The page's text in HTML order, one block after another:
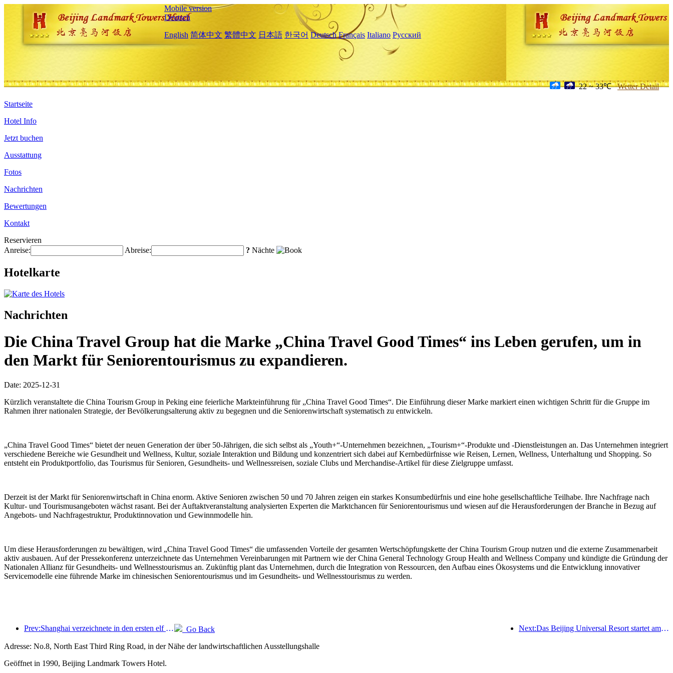
Mobile version
Deutsch
English 简体中文 繁體中文 日本語 한국어 Deutsch Français Italiano Русский
22 ~ 33℃ Wetter Detail
Startseite
Hotel Info
Jetzt buchen
Ausstattung
Fotos
Nachrichten
Bewertungen
Kontakt
Reservieren
Anreise:
Abreise: ? Nächte
Hotelkarte
Nachrichten
Die China Travel Group hat die Marke „China Travel Good Times“ ins Leben gerufen, um in
den Markt für Seniorentourismus zu expandieren.
Date: 2025-12-31
Kürzlich veranstaltete die China Tourism Group in Peking eine feierliche Markteinführung für „China Travel Good Times“. Die Einführung dieser Marke markiert einen wichtigen Schritt für die Gruppe im
Rahmen ihrer nationalen Strategie, der Bevölkerungsalterung aktiv zu begegnen und die Seniorenwirtschaft systematisch zu entwickeln.
„China Travel Good Times“ bietet der neuen Generation der über 50-Jährigen, die sich selbst als „Youth+“-Unternehmen bezeichnen, „Tourism+“-Produkte und -Dienstleistungen an. Das Unternehmen integriert
verschiedene Bereiche wie Gesundheit und Wellness, Kultur, soziale Interaktion und Bildung und konzentriert sich dabei auf Kernbedürfnisse wie Reisen, Lernen, Wellness, Unterhaltung und Shopping. So
entsteht ein Produktportfolio, das Tourismus für Senioren, Gesundheits- und Wellnessreisen, soziale Clubs und Merchandise-Artikel für diese Zielgruppe umfasst.
Derzeit ist der Markt für Seniorenwirtschaft in China enorm. Aktive Senioren zwischen 50 und 70 Jahren zeigen ein starkes Konsumbedürfnis und eine hohe gesellschaftliche Teilhabe. Ihre Nachfrage nach
Kultur- und Tourismusangeboten wächst rasant. Bei der Auftaktveranstaltung analysierten Experten die Marktchancen für Seniorentourismus und wiesen auf die Herausforderungen der Branche in Bezug auf
Angebots- und Nachfragestruktur, Produktinnovation und Gewinnmodelle hin.
Um diese Herausforderungen zu bewältigen, wird „China Travel Good Times“ die umfassenden Vorteile der gesamten Wertschöpfungskette der China Tourism Group nutzen und die externe Zusammenarbeit
aktiv ausbauen. Auf der Pressekonferenz unterzeichnete das Unternehmen Vereinbarungen mit Partnern wie der China General Technology Group Health and Wellness Company und kündigte die Gründung der
Nationalen Allianz für Gesundheits- und Wellnesstourismus an. Zukünftig plant das Unternehmen, durch die Integration von Ressourcen, den Aufbau eines Ökosystems und die Entwicklung innovativer
Servicemodelle eine führende Marke im chinesischen Seniorentourismus und im Gesundheits- und Wellnesstourismus zu werden.
Prev:Shanghai verzeichnete in den ersten elf Monaten des Jahres 8,282 Millionen ankommende Touristen und übertraf damit die anfänglichen Erwartungen. Next:Das Beijing Universal Resort startet am 23. Januar sein 40-tägiges Universal Chinese New Year Event.
Go Back
Adresse: No.8, North East Third Ring Road, in der Nähe der landwirtschaftlichen Ausstellungshalle
Geöffnet in 1990, Beijing Landmark Towers Hotel.